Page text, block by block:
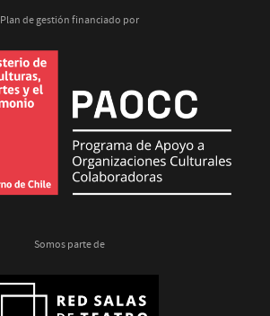
Plan de gestión financiado por
Somos parte de